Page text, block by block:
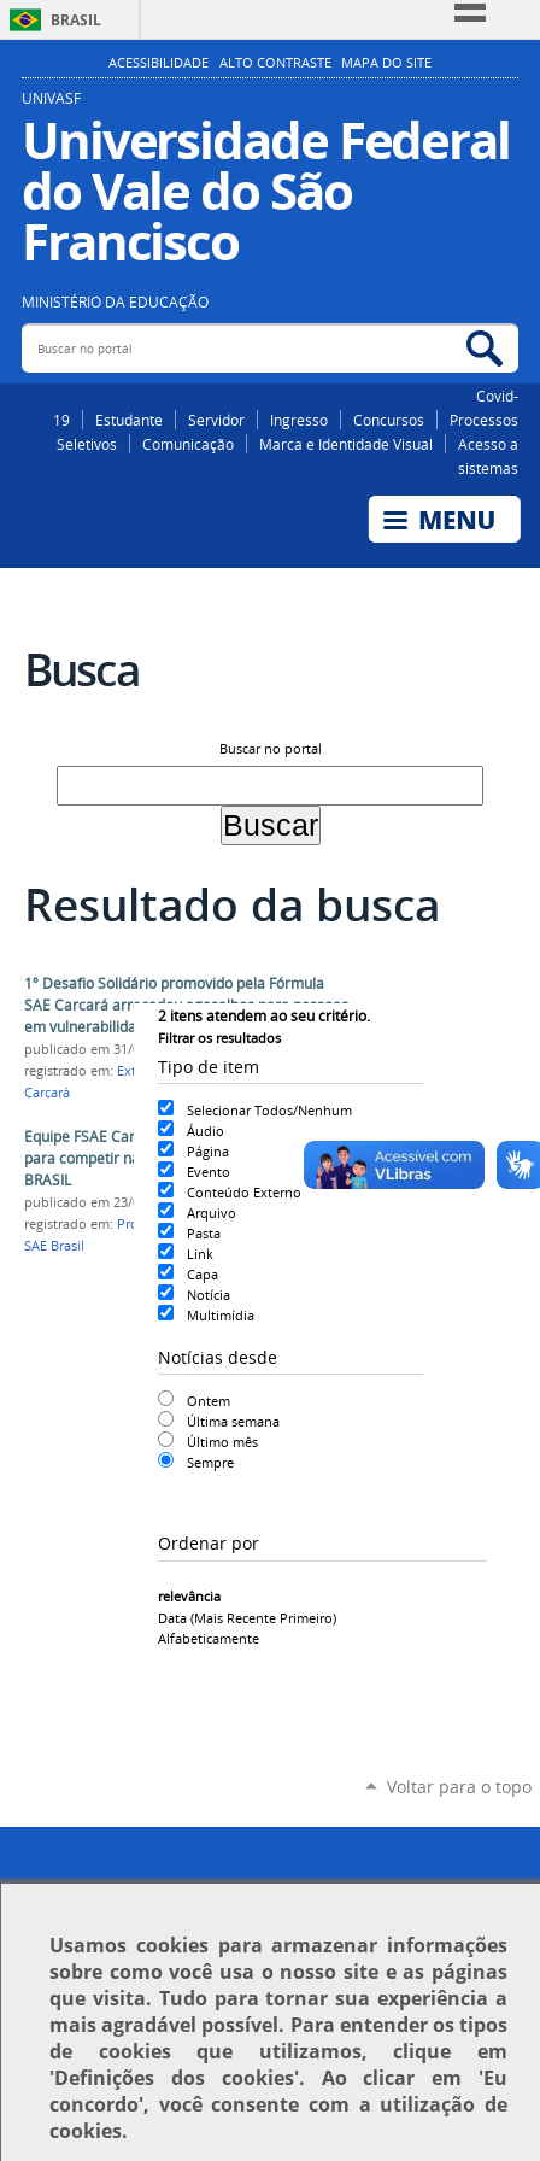
BRASIL
Simplifique!
Participe
Acesso à informação
Legislação
ACESSIBILIDADE ALTO CONTRASTE MAPA DO SITE
UNIVASF
Universidade Federal
do Vale do São
Francisco
MINISTÉRIO DA EDUCAÇÃO
Buscar no portal
Covid-
19
Estudante Servidor Ingresso Concursos
Processos
Seletivos
Comunicação Marca e Identidade Visual
Acesso a
sistemas
Busca
Buscar no portal
Resultado da busca
2 itens atendem ao seu critério.
Filtrar os resultados
Tipo de item
Selecionar Todos/Nenhum
Áudio
Página
Evento
Conteúdo Externo
Arquivo
Pasta
Link
Capa
Notícia
Multimídia
Notícias desde
Ontem
Última semana
Último mês
Sempre
Ordenar por
relevância
Data (mais Recente Primeiro)
Alfabeticamente
1º Desafio Solidário promovido pela Fórmula
SAE Carcará arrecadou agasalhos para pessoas
em vulnerabilidade socioeconômica
publicado em 31/07/2020
registrado em: Extensão ,Projeto de Extensão
Carcará
Equipe FSAE Carcará da Univasf se prepara
para competir na 21ª edição da Fórmula SAE
BRASIL
publicado em 23/07/2025
registrado em: Projeto de Extensão
SAE Brasil
Voltar para o topo
Usamos cookiespara armazenar informações
sobre como você usa o nosso site e as páginas
que visita. Tudo para tornar sua experiência a
mais agradável possível. Para entender os tipos
de cookies que utilizamos, clique em
'Definições dos cookies'. Ao clicar em 'Eu
concordo', você consente com a utilização de
cookies.